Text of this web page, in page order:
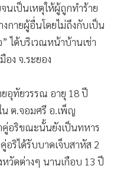
นเป็นเหตุให้ผู้ถูกทำร้าย
งกายผู้อื่นโดยไม่ถึงกับเป็น
ได้บริเวณหน้าบ้านเช่า
อง จ.ระยอง
อุทัยวรรณ อายุ 18 ปี
น ต.จอมศรี อ.เพ็ญ
อริขณะนั้นยังเป็นทหาร
ริได้รับบาดเจ็บสาหัส 2
วัดต่างๆ นานเกือบ 13 ปี